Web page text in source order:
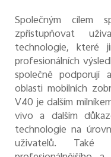
Společným cílem
zpřístupňovat
technologie, které
profesionálních
společně podporují
oblasti mobilních
V40 je dalším
vivo a dalším
technologie na
uživatelů. Také